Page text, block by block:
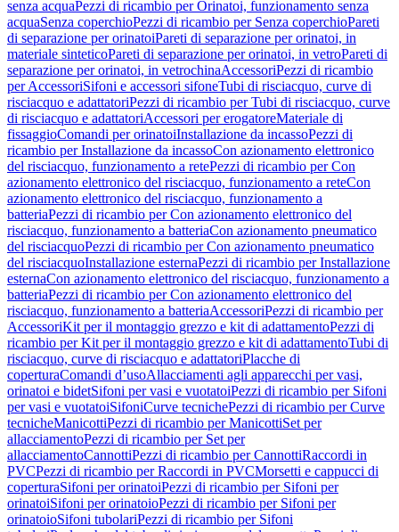
senza acquaPezzi di ricambio per Orinatoi, funzionamento senza
acquaSenza coperchioPezzi di ricambio per Senza coperchioPareti
di separazione per orinatoiPareti di separazione per orinatoi, in
materiale sinteticoPareti di separazione per orinatoi, in vetroPareti di
separazione per orinatoi, in vetrochinaAccessoriPezzi di ricambio
per AccessoriSifoni e accessori sifoneTubi di risciacquo, curve di
risciacquo e adattatoriPezzi di ricambio per Tubi di risciacquo, curve
di risciacquo e adattatoriAccessori per erogatoreMateriale di
fissaggioComandi per orinatoiInstallazione da incassoPezzi di
ricambio per Installazione da incassoCon azionamento elettronico
del risciacquo, funzionamento a retePezzi di ricambio per Con
azionamento elettronico del risciacquo, funzionamento a reteCon
azionamento elettronico del risciacquo, funzionamento a
batteriaPezzi di ricambio per Con azionamento elettronico del
risciacquo, funzionamento a batteriaCon azionamento pneumatico
del risciacquoPezzi di ricambio per Con azionamento pneumatico
del risciacquoInstallazione esternaPezzi di ricambio per Installazione
esternaCon azionamento elettronico del risciacquo, funzionamento a
batteriaPezzi di ricambio per Con azionamento elettronico del
risciacquo, funzionamento a batteriaAccessoriPezzi di ricambio per
AccessoriKit per il montaggio grezzo e kit di adattamentoPezzi di
ricambio per Kit per il montaggio grezzo e kit di adattamentoTubi di
risciacquo, curve di risciacquo e adattatoriPlacche di
coperturaComandi d’usoAllacciamenti agli apparecchi per vasi,
orinatoi e bidetSifoni per vasi e vuotatoiPezzi di ricambio per Sifoni
per vasi e vuotatoiSifoniCurve tecnichePezzi di ricambio per Curve
tecnicheManicottiPezzi di ricambio per ManicottiSet per
allacciamentoPezzi di ricambio per Set per
allacciamentoCannottiPezzi di ricambio per CannottiRaccordi in
PVCPezzi di ricambio per Raccordi in PVCMorsetti e cappucci di
coperturaSifoni per orinatoiPezzi di ricambio per Sifoni per
orinatoiSifoni per orinatoioPezzi di ricambio per Sifoni per
orinatoioSifoni tubolariPezzi di ricambio per Sifoni